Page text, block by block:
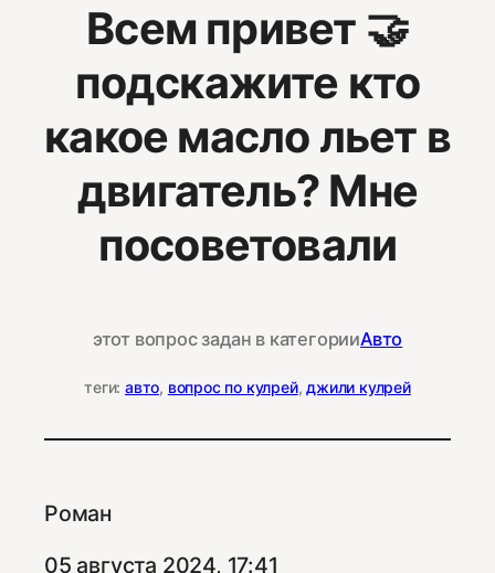
Всем привет 🤝
подскажите кто
какое масло льет в
двигатель? Мне
посоветовали
этот вопрос задан в категорииАвто
теги: авто, вопрос по кулрей, джили кулрей
Роман
05 августа 2024, 17:41